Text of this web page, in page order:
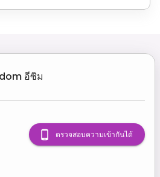
อีซิม
ตรวจสอบความเข้ากันได้